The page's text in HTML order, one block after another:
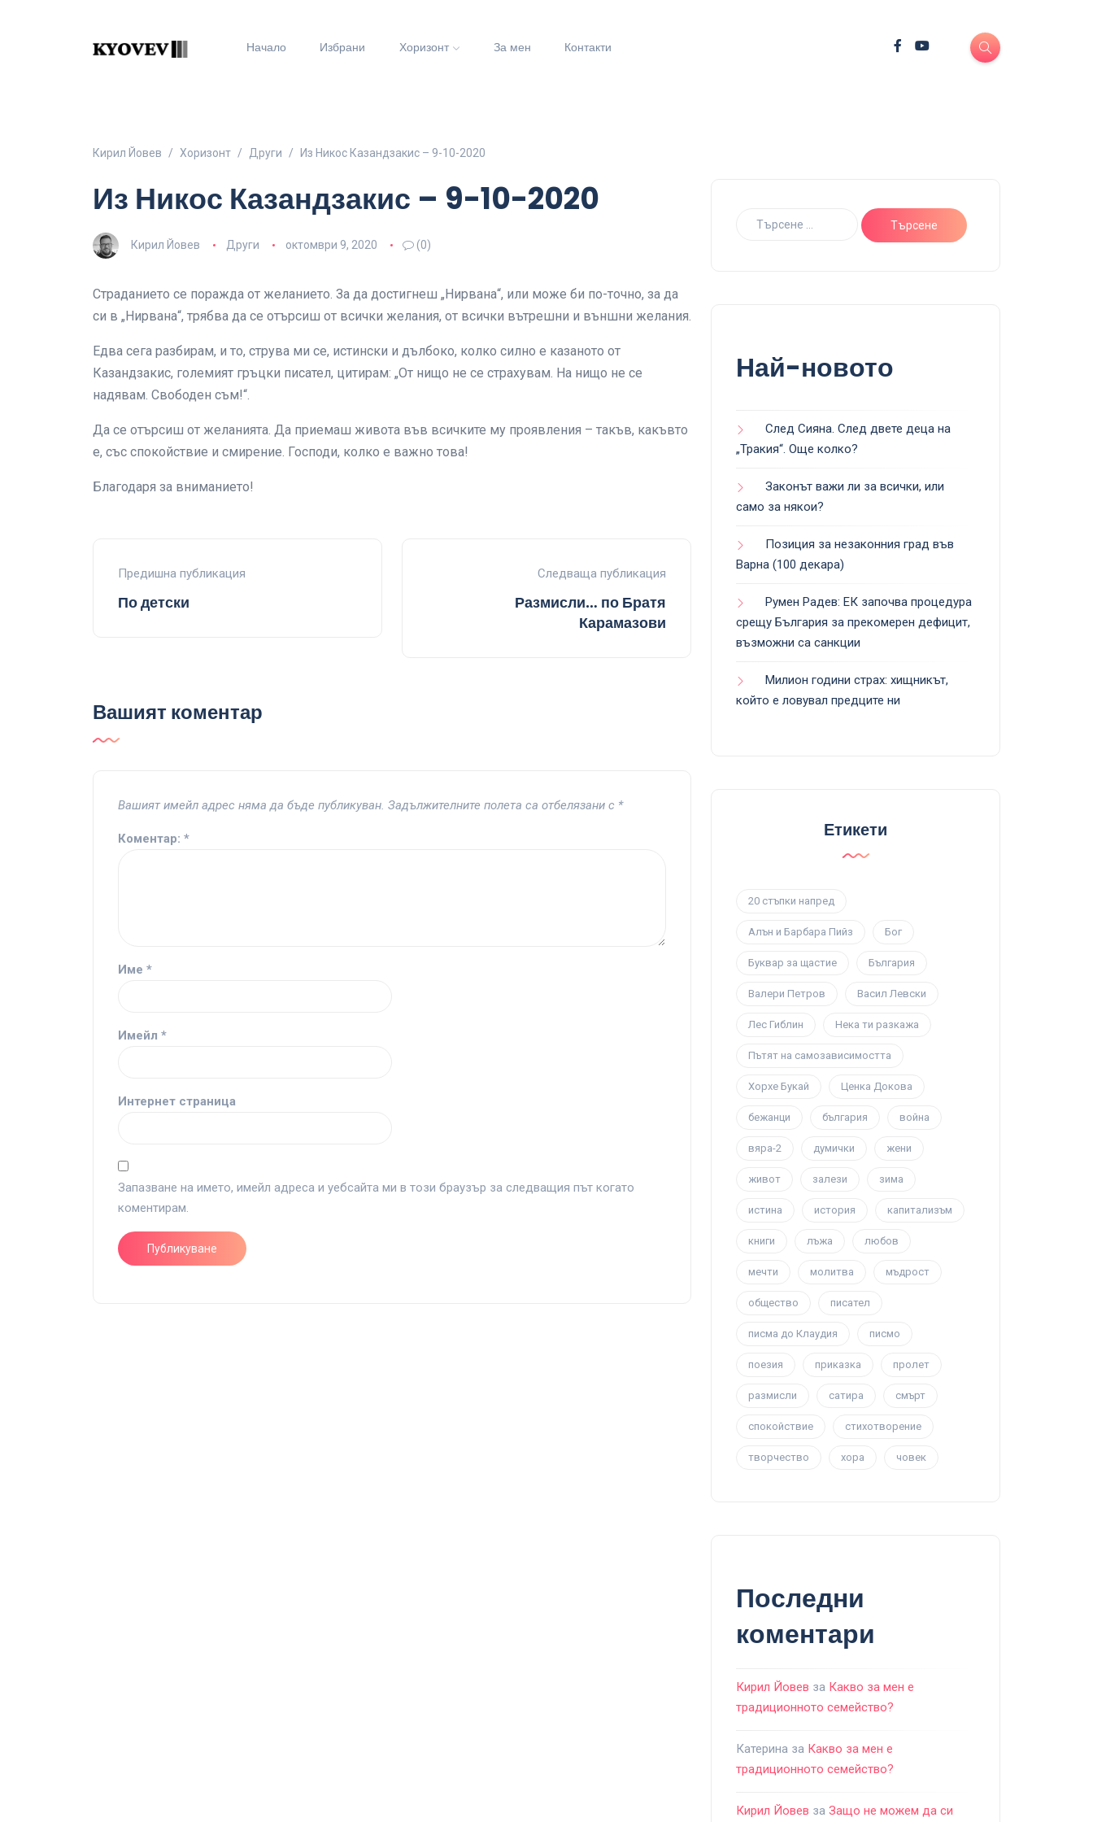
Начало Избрани Хоризонт За мен Контакти
Кирил Йовев Хоризонт Други Из Никос Казандзакис – 9-10-2020
Из Никос Казандзакис – 9-10-2020
Кирил Йовев Други октомври 9, 2020 (0)
Страданието се поражда от желанието. За да достигнеш „Нирвана“, или може би по-точно, за да
си в „Нирвана“, трябва да се отърсиш от всички желания, от всички вътрешни и външни желания.
Едва сега разбирам, и то, струва ми се, истински и дълбоко, колко силно е казаното от
Казандзакис, големият гръцки писател, цитирам: „От нищо не се страхувам. На нищо не се
надявам. Свободен съм!“.
Да се отърсиш от желанията. Да приемаш живота във всичките му проявления – такъв, какъвто
е, със спокойствие и смирение. Господи, колко е важно това!
Благодаря за вниманието!
Предишна публикация
По детски
Следваща публикация
Размисли… по Братя
Карамазови
Вашият коментар
Вашият имейл адрес няма да бъде публикуван. Задължителните полета са отбелязани с *
Коментар: *
Име *
Имейл *
Интернет страница
Запазване на името, имейл адреса и уебсайта ми в този браузър за следващия път когато
коментирам.
Най-новото
След Сияна. След двете деца на
„Тракия“. Още колко?
Законът важи ли за всички, или
само за някои?
Позиция за незаконния град във
Варна (100 декара)
Румен Радев: ЕК започва процедура
срещу България за прекомерен дефицит,
възможни са санкции
Милион години страх: хищникът,
който е ловувал предците ни
Етикети
20 стъпки напред
Алън и Барбара Пийз Бог
Буквар за щастие България
Валери Петров Васил Левски
Лес Гиблин Нека ти разкажа
Пътят на самозависимостта
Хорхе Букай Ценка Докова
бежанци българия война
вяра-2 думички жени
живот залези зима
истина история капитализъм
книги лъжа любов
мечти молитва мъдрост
общество писател
писма до Клаудия писмо
поезия приказка пролет
размисли сатира смърт
спокойствие стихотворение
творчество хора човек
Последни
коментари
Кирил Йовев за Какво за мен е
традиционното семейство?
Катерина за Какво за мен е
традиционното семейство?
Кирил Йовев за Защо не можем да си